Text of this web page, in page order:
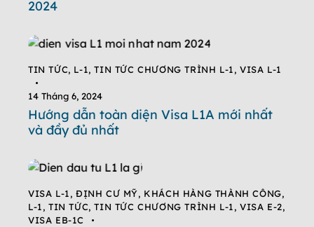
2024
TIN TỨC, L-1,TIN TỨC CHƯƠNG TRÌNH L-1,VISA L-1
14 Tháng 6, 2024
Hướng dẫn toàn diện Visa L1A mới nhất
và đầy đủ nhất
VISA L-1,ĐỊNH CƯ MỸ, KHÁCH HÀNG THÀNH CÔNG,
L-1,TIN TỨC,TIN TỨC CHƯƠNG TRÌNH L-1,VISA E-2,
VISA EB-1C